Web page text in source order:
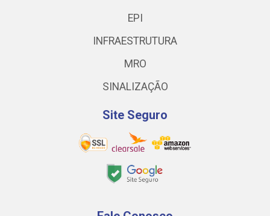
EPI
INFRAESTRUTURA
MRO
SINALIZAÇÃO
Site Seguro